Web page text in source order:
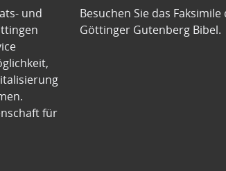
und
für
Besuchen Sie das Faksimile
Göttinger Gutenberg Bibel.